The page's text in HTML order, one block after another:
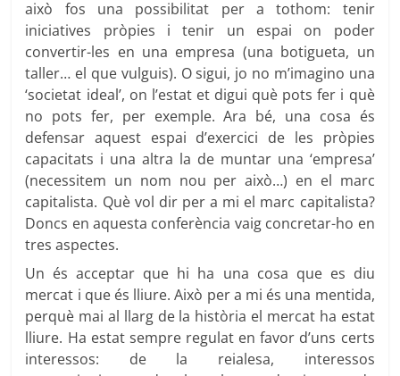
això fos una possibilitat per a tothom: tenir
iniciatives pròpies i tenir un espai on poder
convertir-les en una empresa (una botigueta, un
taller… el que vulguis). O sigui, jo no m’imagino una
‘societat ideal’, on l’estat et digui què pots fer i què
no pots fer, per exemple. Ara bé, una cosa és
defensar aquest espai d’exercici de les pròpies
capacitats i una altra la de muntar una ‘empresa’
(necessitem un nom nou per això…) en el marc
capitalista. Què vol dir per a mi el marc capitalista?
Doncs en aquesta conferència vaig concretar-ho en
tres aspectes.
Un és acceptar que hi ha una cosa que es diu
mercat i que és lliure. Això per a mi és una mentida,
perquè mai al llarg de la història el mercat ha estat
lliure. Ha estat sempre regulat en favor d’uns certs
interessos: de la reialesa, interessos